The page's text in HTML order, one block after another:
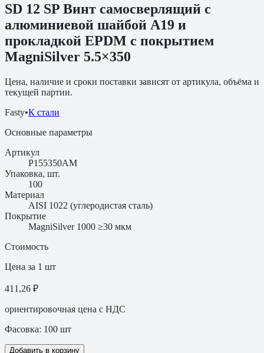
SD 12 SP Винт самосверлящий с
алюминиевой шайбой A19 и
прокладкой EPDM с покрытием
MagniSilver 5.5×350
Цена, наличие и сроки поставки зависят от артикула, объёма и
текущей партии.
Fasty•К стали
Основные параметры
Артикул
P155350AM
Упаковка, шт.
100
Материал
AISI 1022 (углеродистая сталь)
Покрытие
MagniSilver 1000 ≥30 мкм
Стоимость
Цена за 1 шт
411,26 ₽
ориентировочная цена с НДС
Фасовка: 100 шт
Добавить в корзину